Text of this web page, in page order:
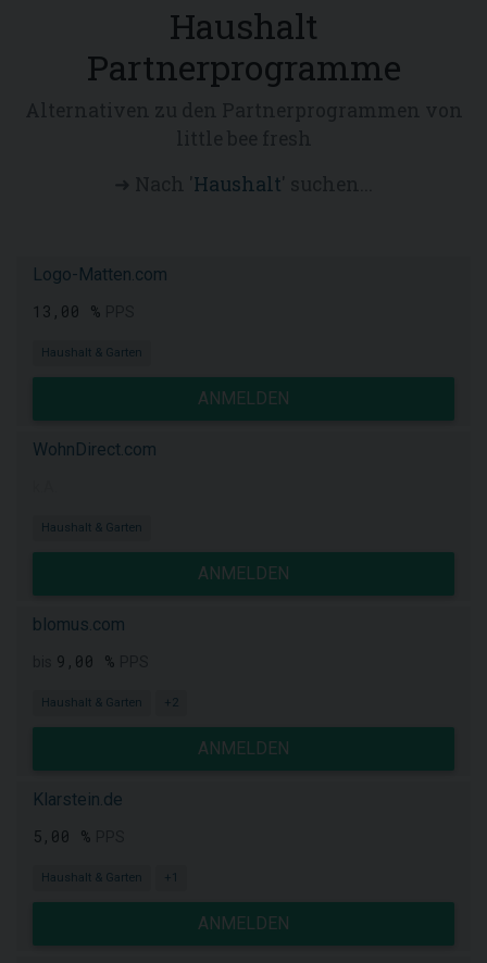
Haushalt
Partnerprogramme
Haushalt
Logo-Matten.com
13,00 %
Haushalt & Garten
ANMELDEN
WohnDirect.com
Haushalt & Garten
ANMELDEN
blomus.com
9,00 %
Haushalt & Garten +2
ANMELDEN
Klarstein.de
5,00 %
Haushalt & Garten +1
ANMELDEN